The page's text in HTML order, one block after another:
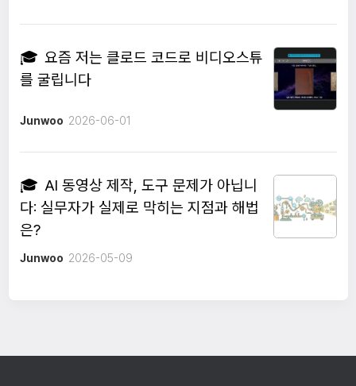
🎓 요즘 저는 클로드 코드로 비디오스튜
를 굴립니다
Junwoo 2026-06-01
🎓 AI 동영상 제작, 도구 문제가 아닙니
다: 실무자가 실제로 막히는 지점과 해법
은?
Junwoo 2026-05-09